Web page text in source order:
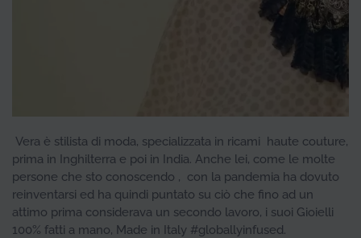
Vera è stilista di moda, specializzata in ricami haute couture,
prima in Inghilterra e poi in India. Anche lei, come le molte
persone che sto conoscendo , con la pandemia ha dovuto
reinventarsi ed ha quindi puntato su ciò che fino ad un
attimo prima considerava un secondo lavoro, i suoi Gioielli
100% fatti a mano, Made in Italy #globallyinfused.